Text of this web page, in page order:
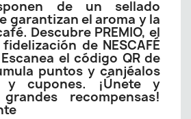
de un sellado
garantizan el aroma y la
Descubre PREMIO, el
de NESCAFÉ
el código QR de
puntos y canjéalos
y cupones. ¡Únete y
recompensas!